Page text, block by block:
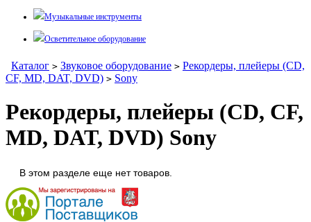
Музыкальные инструменты
Осветительное оборудование
Каталог > Звуковое оборудование > Рекордеры, плейеры (CD,
CF, MD, DAT, DVD) > Sony
Рекордеры, плейеры (CD, CF,
MD, DAT, DVD) Sony
В этом разделе еще нет товаров.